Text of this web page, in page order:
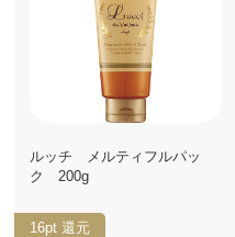
ルッチ メルティフルパッ
ク 200g
16pt 還元